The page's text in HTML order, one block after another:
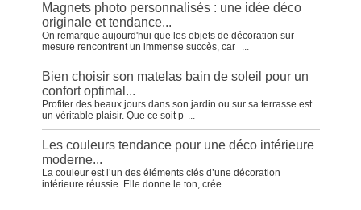
Magnets photo personnalisés : une idée déco
originale et tendance...
On remarque aujourd'hui que les objets de décoration sur
mesure rencontrent un immense succès, car
...
Bien choisir son matelas bain de soleil pour un
confort optimal...
Profiter des beaux jours dans son jardin ou sur sa terrasse est
un véritable plaisir. Que ce soit p ...
Les couleurs tendance pour une déco intérieure
moderne...
La couleur est l’un des éléments clés d’une décoration
intérieure réussie. Elle donne le ton, crée
...